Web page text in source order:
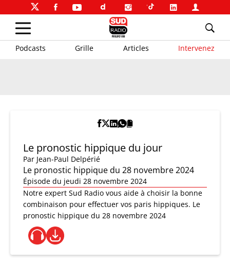
Podcasts Grille Articles Intervenez
Le pronostic hippique du jour
Par Jean-Paul Delpérié
Le pronostic hippique du 28 novembre 2024
Épisode du jeudi 28 novembre 2024
Notre expert Sud Radio vous aide à choisir la bonne
combinaison pour effectuer vos paris hippiques. Le
pronostic hippique du 28 novembre 2024